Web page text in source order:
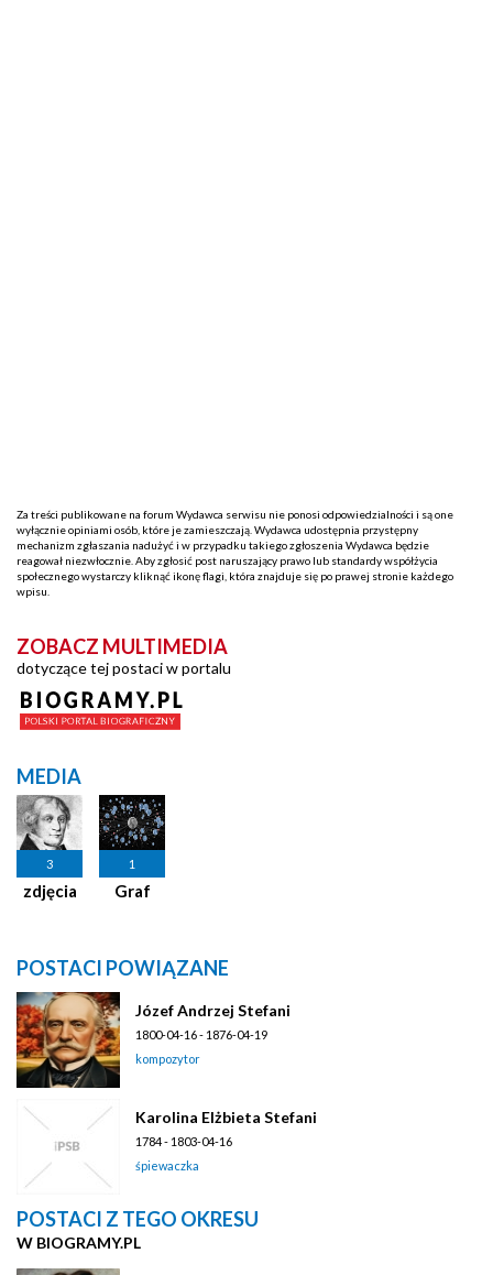
Za treści publikowane na forum Wydawca serwisu nie ponosi odpowiedzialności i są one
wyłącznie opiniami osób, które je zamieszczają. Wydawca udostępnia przystępny
mechanizm zgłaszania nadużyć i w przypadku takiego zgłoszenia Wydawca będzie
reagował niezwłocznie. Aby zgłosić post naruszający prawo lub standardy współżycia
społecznego wystarczy kliknąć ikonę flagi, która znajduje się po prawej stronie każdego
wpisu.
ZOBACZ MULTIMEDIA
dotyczące tej postaci w portalu
MEDIA
3
zdjęcia
1
Graf
POSTACI POWIĄZANE
Józef Andrzej Stefani
1800-04-16 - 1876-04-19
kompozytor
Karolina Elżbieta Stefani
1784 - 1803-04-16
śpiewaczka
POSTACI Z TEGO OKRESU
W BIOGRAMY.PL